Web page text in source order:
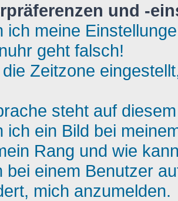
und -
ich meine
geht falsch!
Zeitzone
steht auf
ich ein Bild bei
Rang und wie
bei einem Benutzer
mich anzumelden.